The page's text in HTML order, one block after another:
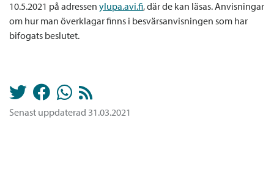
10.5.2021 på adressenylupa.avi.fi, där de kan läsas. Anvisningar
om hur man överklagar finns i besvärsanvisningen som har
bifogats beslutet.
Senast uppdaterad 31.03.2021